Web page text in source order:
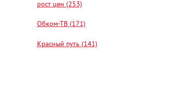
рост цен (253)
Обком-ТВ (171)
Красный путь (141)